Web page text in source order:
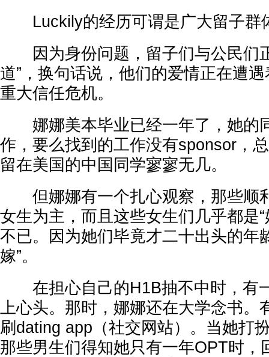
Luckily的经历可谓是广大留子群
因为身份问题，留子们与公民们
道”，换句话说，他们的爱情正在遭
重大信任危机。
娜娜美本毕业已经一年了，她的
作，要么找到的工作没有sponsor，
留在美国的中国同学寥寥无几。
但娜娜有一个扎心观察，那些顺
女生为主，而且这些女生们几乎都是
不已。因为她们毕竟才二十出头的年
嫁”。
在担心自己的H1B抽不中时，有
上心头。那时，娜娜还在大学念书。
刷dating app（社交网站）。当她打
那些男生们得知她只有一年OPT时，